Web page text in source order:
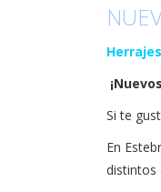
Si te
En
distintos